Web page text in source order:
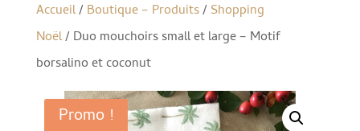
Accueil/Boutique – Produits/Shopping
Noël/ Duo mouchoirs small et large – Motif
borsalino et coconut
Promo !